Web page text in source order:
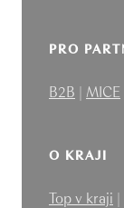
PRO
B2B | MICE
O KRAJI
Top v kraji |